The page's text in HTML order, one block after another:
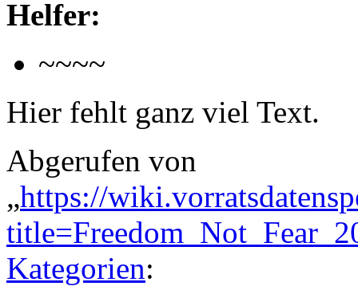
Helfer:
~~~~
Hier fehlt ganz viel Text.
Abgerufen von
„https://
Kategorien: